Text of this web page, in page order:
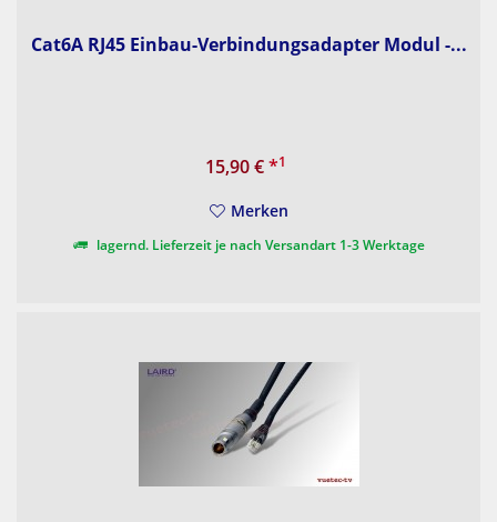
Cat6A RJ45 Einbau-Verbindungsadapter Modul -...
15,90 €*1
Merken
lagernd. Lieferzeit je nach Versandart 1-3 Werktage